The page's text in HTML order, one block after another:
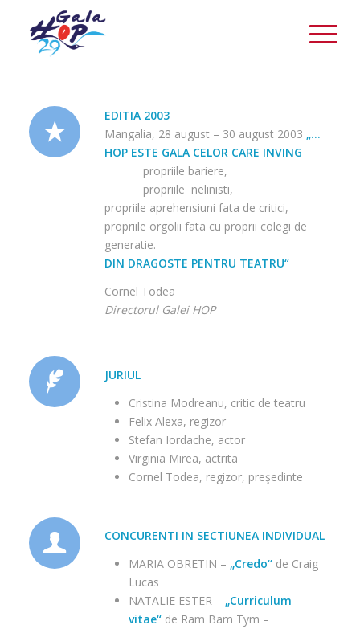
EDITIA 2003
Mangalia, 28 august – 30 august 2003 „…
HOP ESTE GALA CELOR CARE INVING
propriile bariere,
propriile nelinisti,
propriile aprehensiuni fata de critici,
propriile orgolii fata cu proprii colegi de
generatie.
DIN DRAGOSTE PENTRU TEATRU“
Cornel Todea
Directorul Galei HOP
JURIUL
Cristina Modreanu, critic de teatru
Felix Alexa, regizor
Stefan Iordache, actor
Virginia Mirea, actrita
Cornel Todea, regizor, preşedinte
CONCURENTI IN SECTIUNEA INDIVIDUAL
MARIA OBRETIN – „Credo“de Craig
Lucas
NATALIE ESTER – „Curriculum
vitae“de Ram Bam Tym –